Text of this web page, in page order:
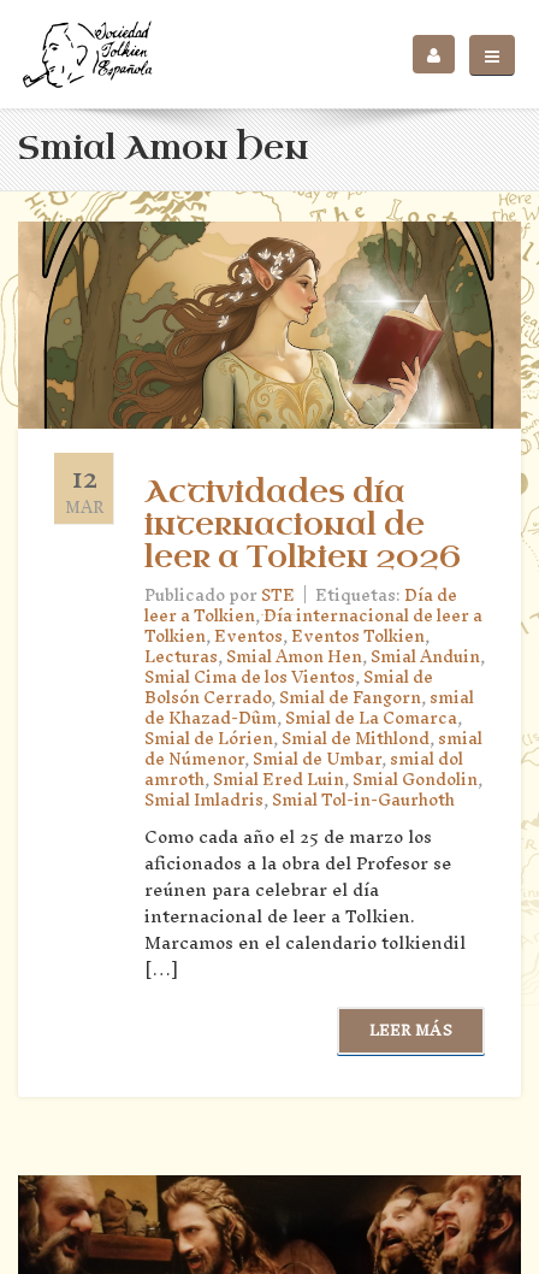
Smial Amon Hen
12
MAR
Actividades día
internacional de
leer a Tolkien 2026
Publicado porSTE | Etiquetas:Día de
leer a Tolkien,Día internacional de leer a
Tolkien,Eventos,Eventos Tolkien,
Lecturas,Smial Amon Hen,Smial Anduin,
Smial Cima de los Vientos,Smial de
Bolsón Cerrado,Smial de Fangorn,smial
de Khazad-Dûm,Smial de La Comarca,
Smial de Lórien,Smial de Mithlond,smial
de Númenor,Smial de Umbar,smial dol
amroth,Smial Ered Luin,Smial Gondolin,
Smial Imladris,Smial Tol-in-Gaurhoth
Como cada año el 25 de marzo los
aficionados a la obra del Profesor se
reúnen para celebrar el día
internacional de leer a Tolkien.
Marcamos en el calendario tolkiendil
[…]
LEER MÁS